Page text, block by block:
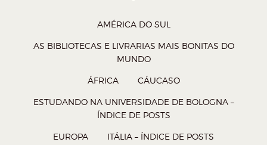
AMÉRICA DO SUL
AS BIBLIOTECAS E LIVRARIAS MAIS BONITAS DO
MUNDO
ÁFRICA CÁUCASO
ESTUDANDO NA UNIVERSIDADE DE BOLOGNA –
ÍNDICE DE POSTS
EUROPA ITÁLIA – ÍNDICE DE POSTS